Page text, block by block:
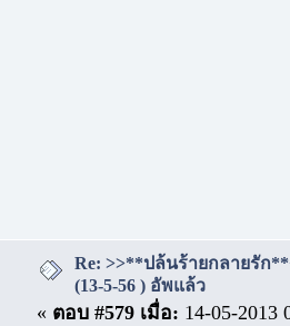
Re: >>**ปล้นร้ายกลายรัก
(13-5-56 ) อัพแล้ว
« ตอบ #579 เมื่อ: 14-05-2013